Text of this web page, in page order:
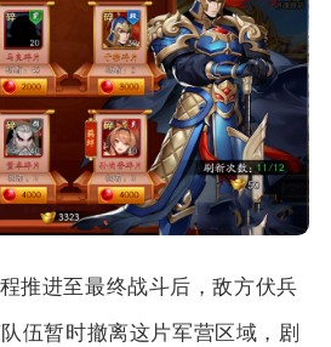
推进至最终战斗后，敌方伏兵
伍暂时撤离这片军营区域，剧